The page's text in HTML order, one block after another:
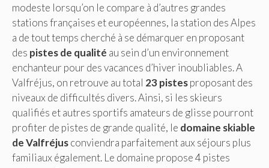
modeste lorsqu’on le compare à d’autres grandes
stations françaises et européennes, la station des Alpes
a de tout temps cherché à se démarquer en proposant
des pistes de qualité au sein d’un environnement
enchanteur pour des vacances d’hiver inoubliables. A
Valfréjus, on retrouve au total 23 pistesproposant des
niveaux de difficultés divers. Ainsi, si les skieurs
qualifiés et autres sportifs amateurs de glisse pourront
profiter de pistes de grande qualité, le domaine skiable
de Valfréjusconviendra parfaitement aux séjours plus
familiaux également. Le domaine propose 4 pistes